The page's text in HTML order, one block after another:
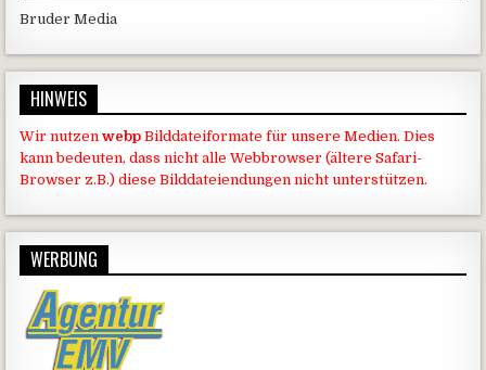
Bruder Media
HINWEIS
Wir nutzen webp Bilddateiformate für unsere Medien. Dies
kann bedeuten, dass nicht alle Webbrowser (ältere Safari-
Browser z.B.) diese Bilddateiendungen nicht unterstützen.
WERBUNG